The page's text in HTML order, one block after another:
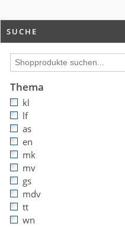
SUCHE
Thema
kl
lf
as
en
mk
mv
gs
mdv
tt
wn